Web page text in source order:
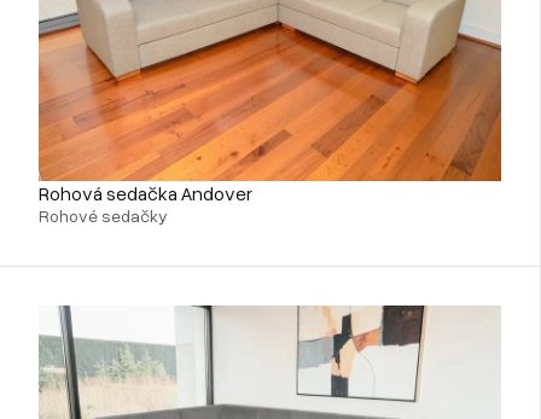
Rohová sedačka Andover
Rohové sedačky